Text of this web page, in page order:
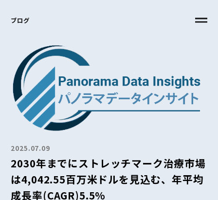
ブログ
2025.07.09
2030年までにストレッチマーク治療市場
は4,042.55百万米ドルを見込む、年平均
成長率(CAGR)5.5%